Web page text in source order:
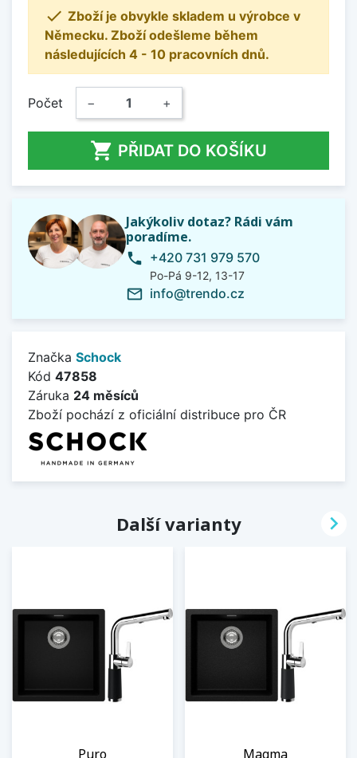
 Zboží je obvykle skladem u výrobce v
Německu. Zboží odešleme během
následujících 4 - 10 pracovních dnů.
Počet − +
 PŘIDAT DO KOŠÍKU
Jakýkoliv dotaz? Rádi vám
poradíme.
phone +420 731 979 570
Po-Pá 9-12, 13-17
mail_outline info@trendo.cz
Značka Schock
Kód 47858
Záruka 24 měsíců
Zboží pochází z oficiální distribuce pro ČR
Další varianty
Puro Magma
